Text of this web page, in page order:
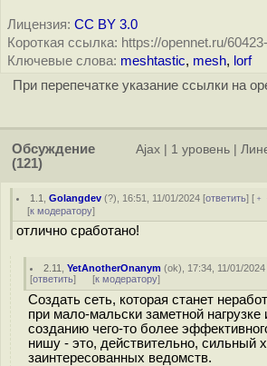
Лицензия: CC BY 3.0
Короткая ссылка: https://opennet.ru/
Ключевые слова: meshtastic, mesh, lorf
При перепечатке указание ссылки на
Обсуждение
(121)
Ajax 1 уровень
1.1 ,Golangdev (?), 16:51, 11/01/2024 [ответить] [
[к модератору]
отлично сработано!
2.11 ,YetAnotherOnanym (ok), 17:34, 11/01/2024
[ответить] [к модератору]
Создать сеть, которая станет
при мало-мальски заметной
созданию чего-то более
нишу - это, действительно, сильный
заинтересованных ведомств.